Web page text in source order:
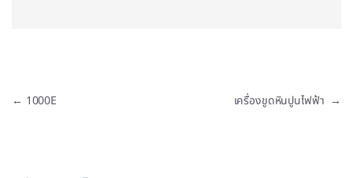
แนะแนวเรื่อง
← 1000E เครื่องขูดหินปูนไฟฟ้า →